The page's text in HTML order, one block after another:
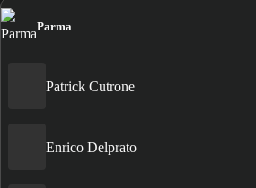
Parma
Patrick Cutrone
Enrico Delprato